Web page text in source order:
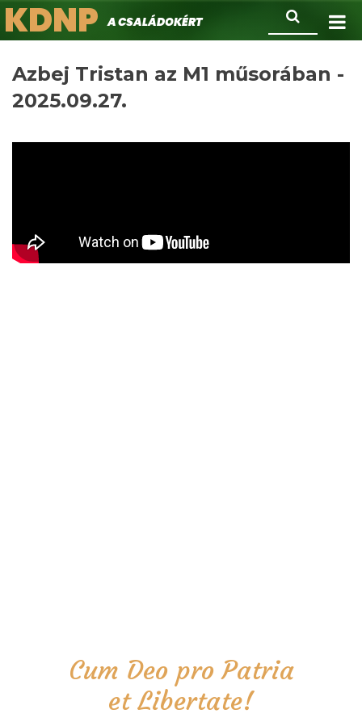
Ugrás
a
Keresés
KDNPA családokért.
Azbej Tristan az M1 műsorában -
2025.09.27.
Cum Deo pro Patria
et Libertate!